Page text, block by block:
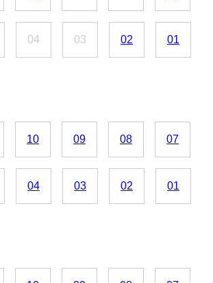
04 03 02 01
10 09 08 07
04 03 02 01